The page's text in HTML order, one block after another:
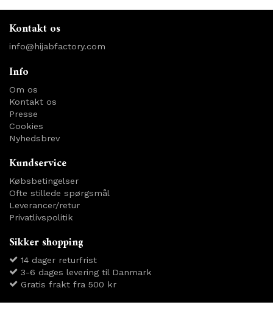
Kontakt os
info@hijabfactory.com
Info
Om os
Kontakt os
Presse
Cookies
Nyhedsbrev
Kundservice
Købsbetingelser
Ofte stillede spørgsmål
Leverancer/retur
Privatlivspolitik
Sikker shopping
14 dager returfrist
3-6 dages levering til Danmark
Gratis frakt fra 500 kr